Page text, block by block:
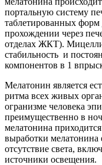
портальную систему
таблетированных форм
прохождении через
отделах ЖКТ).
стабильность и
компонентов в 1
Мелатонин является
ритма всех живых
огранизме человека
преимущественно в
мелатонина
выработки мелатонина
отсутствие света,
источники освещения.